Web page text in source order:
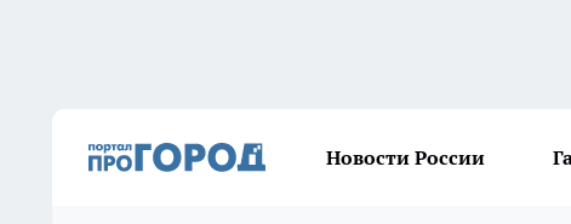
Новости России